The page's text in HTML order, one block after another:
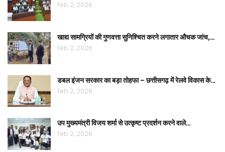
Feb 2, 2026
खाद्य सामग्रियों की गुणवत्ता सुनिश्चित करने लगातार औचक जांच,…
Feb 2, 2026
डबल इंजन सरकार का बड़ा तोहफा – छत्तीसगढ़ में रेलवे विकास के…
Feb 2, 2026
उप मुख्यमंत्री विजय शर्मा से उत्कृष्ट प्रदर्शन करने वाले…
Feb 2, 2026